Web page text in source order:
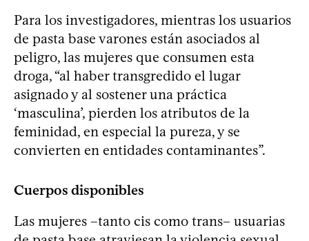
Para los investigadores, mientras los usuarios
de pasta base varones están asociados al
peligro, las mujeres que consumen esta
droga, “al haber transgredido el lugar
asignado y al sostener una práctica
‘masculina’, pierden los atributos de la
feminidad, en especial la pureza, y se
convierten en entidades contaminantes”.
Cuerpos disponibles
Las mujeres –tanto cis como trans– usuarias